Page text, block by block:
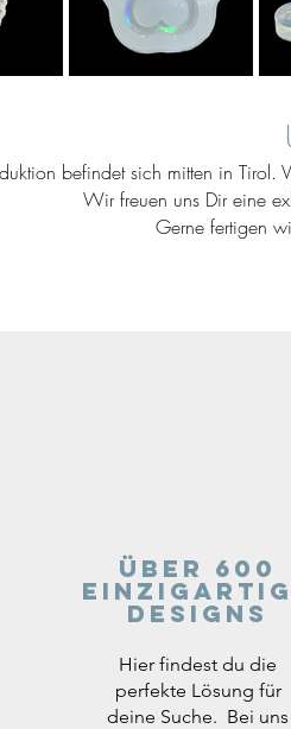
befindet sich mitten in
Wir freuen uns Dir eine
Gerne fertigen
Über 600
Designs
Hier findest du die
perfekte Lösung für
deine Suche. Bei uns